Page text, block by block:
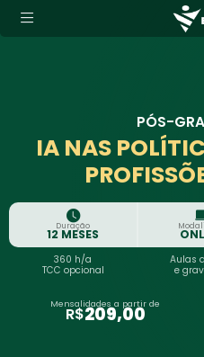
PÓS-
IA NAS
Duração
12 MESES
360 h/a
TCC opcional
Aulas
e
Mensalidades a partir de
R$209,00